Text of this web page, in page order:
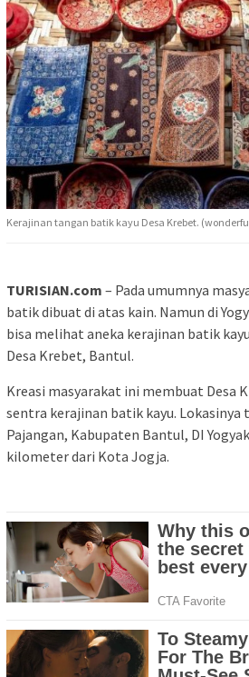
Kerajinan tangan batik kayu Desa Krebet.
TURISIAN.com – Pada umumnya
batik dibuat di atas kain. Namun di
bisa melihat aneka kerajinan batik
Desa Krebet, Bantul.
Kreasi masyarakat ini membuat Desa
sentra kerajinan batik kayu. Lokasinya
Pajangan, Kabupaten Bantul, DI
kilometer dari Kota Jogja.